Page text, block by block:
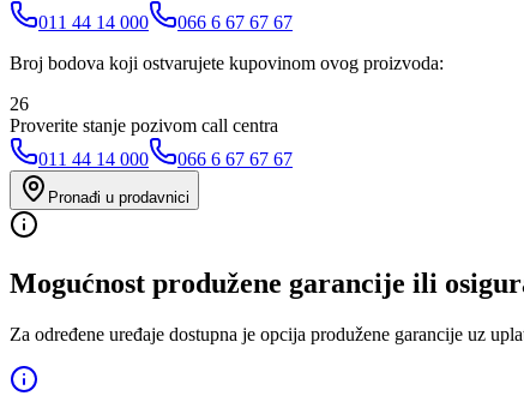
011 44 14 000
066 6 67 67 67
Broj bodova koji ostvarujete kupovinom ovog proizvoda:
26
Proverite stanje pozivom call centra
011 44 14 000
066 6 67 67 67
Pronađi u prodavnici
Mogućnost produžene garancije ili
Za određene uređaje dostupna je opcija produžene garancije uz